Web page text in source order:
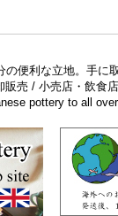
の便利な立地。手に
販売 / 小売店・飲
pottery to all